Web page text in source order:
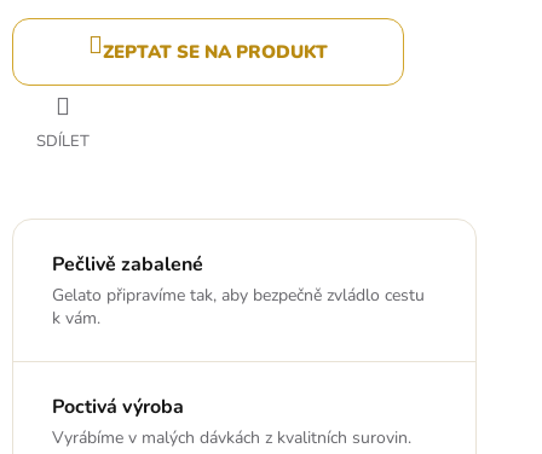
ZEPTAT SE NA PRODUKT
SDÍLET
Pečlivě zabalené
Gelato připravíme tak, aby bezpečně zvládlo cestu
k vám.
Poctivá výroba
Vyrábíme v malých dávkách z kvalitních surovin.